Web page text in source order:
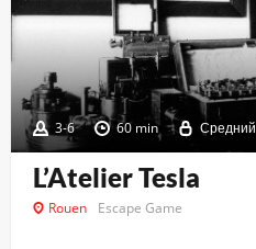
3-6 60 min Средний
L’Atelier Tesla
Rouen Escape Game